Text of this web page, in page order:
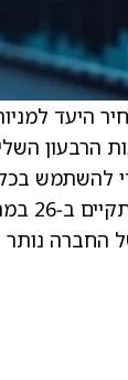
הרבעון
כדי להשתמש
נותר